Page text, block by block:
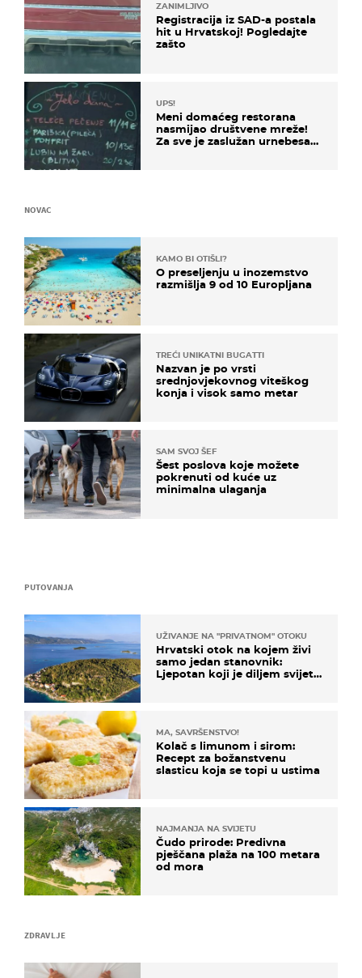
ZDRAVLJE
ZANIMLJIVO
Registracija iz SAD-a postala
hit u Hrvatskoj! Pogledajte
zašto
UPS!
Meni domaćeg restorana
nasmijao društvene mreže!
Za sve je zaslužan urnebesan
PUTOVANJA
UŽIVANJE NA "PRIVATNOM" OTOKU
Hrvatski otok na kojem živi
samo jedan stanovnik:
Ljepotan koji je diljem svijeta
MA, SAVRŠENSTVO!
Kolač s limunom i sirom:
Recept za božanstvenu
slasticu koja se topi u ustima
NAJMANJA NA SVIJETU
Čudo prirode: Predivna
pješčana plaža na 100 metara
od mora
NOVAC
KAMO BI OTIŠLI?
O preseljenju u inozemstvo
razmišlja 9 od 10 Europljana
TREĆI UNIKATNI BUGATTI
Nazvan je po vrsti
srednjovjekovnog viteškog
konja i visok samo metar
SAM SVOJ ŠEF
Šest poslova koje možete
pokrenuti od kuće uz
minimalna ulaganja